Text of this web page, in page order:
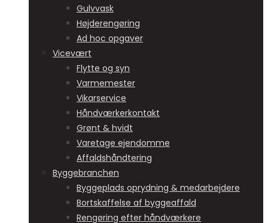
Gulvvask
Højderengøring
Ad hoc opgaver
Vicevært
Flytte og syn
Varmemester
Vikarservice
Håndværkerkontakt
Grønt & hvidt
Varetage ejendomme
Affaldshåndtering
Byggebranchen
Byggeplads oprydning & medarbejdere
Bortskaffelse af byggeaffald
Rengøring efter håndværkere